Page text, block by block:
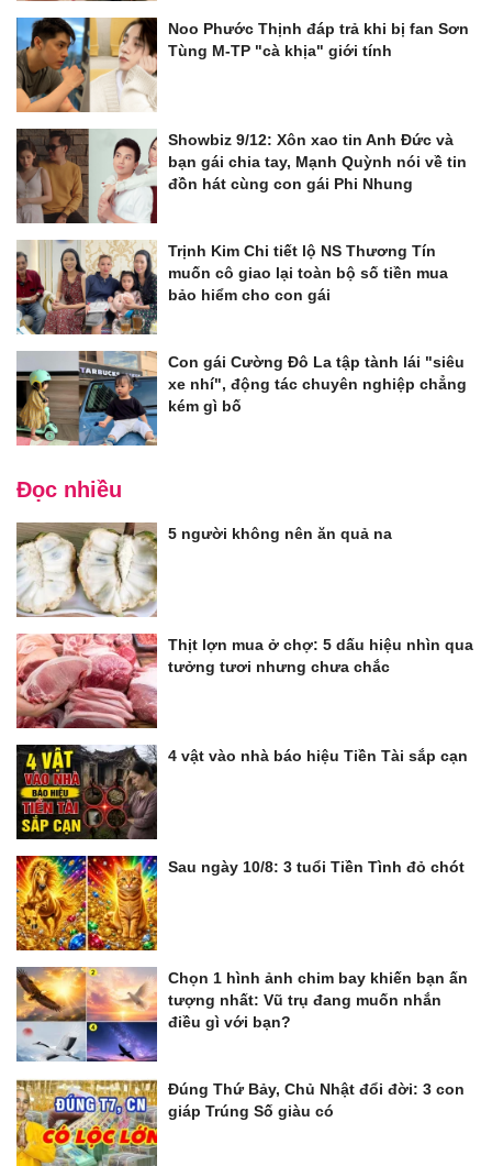
Noo Phước Thịnh đáp trả khi bị fan Sơn
Tùng M-TP "cà khịa" giới tính
Showbiz 9/12: Xôn xao tin Anh Đức và
bạn gái chia tay, Mạnh Quỳnh nói về tin
đồn hát cùng con gái Phi Nhung
Trịnh Kim Chi tiết lộ NS Thương Tín
muốn cô giao lại toàn bộ số tiền mua
bảo hiểm cho con gái
Con gái Cường Đô La tập tành lái "siêu
xe nhí", động tác chuyên nghiệp chẳng
kém gì bố
Đọc nhiều
5 người không nên ăn quả na
Thịt lợn mua ở chợ: 5 dấu hiệu nhìn qua
tưởng tươi nhưng chưa chắc
4 vật vào nhà báo hiệu Tiền Tài sắp cạn
Sau ngày 10/8: 3 tuổi Tiền Tình đỏ chót
Chọn 1 hình ảnh chim bay khiến bạn ấn
tượng nhất: Vũ trụ đang muốn nhắn
điều gì với bạn?
Đúng Thứ Bảy, Chủ Nhật đổi đời: 3 con
giáp Trúng Số giàu có